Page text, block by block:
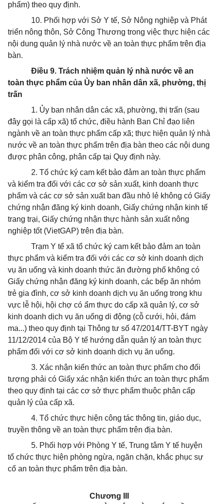
phẩm) theo quy định.
10. Phối hợp với Sở Y tế, Sở Nông nghiệp và Phát
triển nông thôn, Sở Công Thương trong việc thực hiện các
nội dung quản lý nhà nước về an toàn thực phẩm trên địa
bàn.
Điều 9. Trách nhiệm quản lý nhà nước về an
toàn thực phẩm của Ủy ban nhân dân xã, phường, thị
trấn
1. Ủy ban nhân dân các xã, phường, thị trấn (sau
đây gọi là cấp xã) tổ chức, điều hành Ban Chỉ đạo liên
ngành về an toàn thực phẩm cấp xã; thực hiện quản lý nhà
nước về an toàn thực phẩm trên địa bàn theo các nội dung
được phân công, phân cấp tại Quy định này.
2. Tổ chức ký cam kết bảo đảm an toàn thực phẩm
và kiểm tra đối với các cơ sở sản xuất, kinh doanh thực
phẩm và các cơ sở sản xuất ban đầu nhỏ lẻ không có Giấy
chứng nhận đăng ký kinh doanh, Giấy chứng nhận kinh tế
trang trại, Giấy chứng nhận thực hành sản xuất nông
nghiệp tốt (VietGAP) trên địa bàn.
Trạm Y tế xã tổ chức ký cam kết bảo đảm an toàn
thực phẩm và kiểm tra đối với các cơ sở kinh doanh dịch
vụ ăn uống và kinh doanh thức ăn đường phố không có
Giấy chứng nhận đăng ký kinh doanh, các bếp ăn nhóm
trẻ gia đình, cơ sở kinh doanh dịch vụ ăn uống trong khu
vực lễ hội, hội chợ có ẩm thực do cấp xã quản lý, cơ sở
kinh doanh dịch vụ ăn uống di động (cỗ cưới, hỏi, đám
ma...) theo quy định tại Thông tư số 47/2014/TT-BYT ngày
11/12/2014 của Bộ Y tế hướng dẫn quản lý an toàn thực
phẩm đối với cơ sở kinh doanh dịch vụ ăn uống.
3. Xác nhận kiến thức an toàn thực phẩm cho đối
tượng phải có Giấy xác nhận kiến thức an toàn thực phẩm
theo quy định tại các cơ sở thực phẩm thuộc phân cấp
quản lý của cấp xã.
4. Tổ chức thực hiện công tác thông tin, giáo dục,
truyền thông về an toàn thực phẩm trên địa bàn.
5. Phối hợp với Phòng Y tế, Trung tâm Y tế huyện
tổ chức thực hiện phòng ngừa, ngăn chặn, khắc phục sự
cố an toàn thực phẩm trên địa bàn.
Chương